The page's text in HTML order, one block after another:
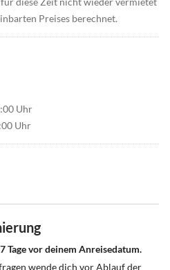
Preises berechnet.
Uhr
Uhr
Tage vor deinem Anreisedatum.
wende dich vor Ablauf der